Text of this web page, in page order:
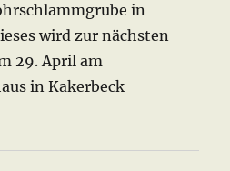
in
wird zur nächsten
29. April am
in Kakerbeck